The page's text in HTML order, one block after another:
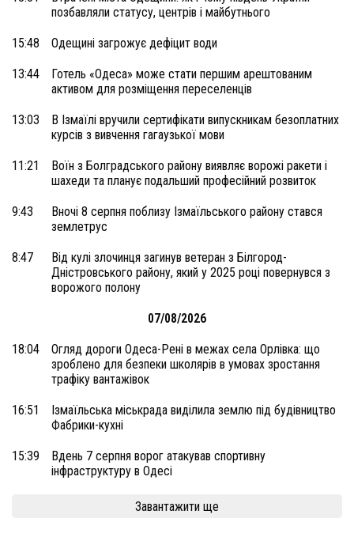
позбавляли статусу, центрів і майбутнього
15:48 Одещині загрожує дефіцит води
13:44
Готель «Одеса» може стати першим арештованим
активом для розміщення переселенців
13:03
В Ізмаїлі вручили сертифікати випускникам безоплатних
курсів з вивчення гагаузької мови
11:21
Воїн з Болградського району виявляє ворожі ракети і
шахеди та планує подальший професійний розвиток
9:43
Вночі 8 серпня поблизу Ізмаїльського району стався
землетрус
8:47
Від кулі злочинця загинув ветеран з Білгород-
Дністровського району, який у 2025 році повернувся з
ворожого полону
07/08/2026
18:04
Огляд дороги Одеса-Рені в межах села Орлівка: що
зроблено для безпеки школярів в умовах зростання
трафіку вантажівок
16:51
Ізмаїльська міськрада виділила землю під будівництво
Фабрики-кухні
15:39
Вдень 7 серпня ворог атакував спортивну
інфраструктуру в Одесі
Завантажити ще